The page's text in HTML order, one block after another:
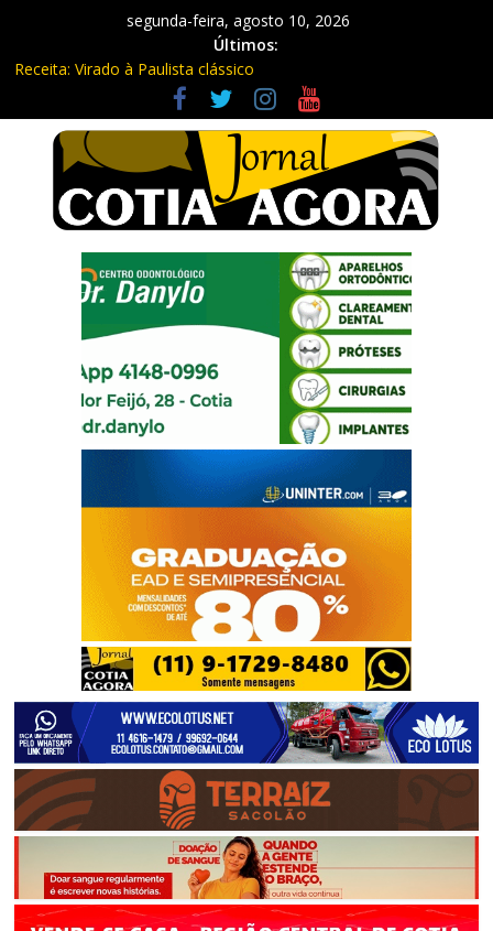
segunda-feira, agosto 10, 2026
Últimos:
Receita: Virado à Paulista clássico
Ladrão de farmácia e procurado por maus-tratos são presos em
Vargem Grande Paulista
Cine Sustentável traz cinema ao ar livre e educação ambiental
para Vargem Grande
WhatsApp vai parar de funcionar em vários celulares antigos em
setembro
São Roque